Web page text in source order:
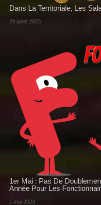
Dans La Territoriale, Les
29 juillet 2023
1er Mai : Pas De
Année Pour Les
1 mai 2023